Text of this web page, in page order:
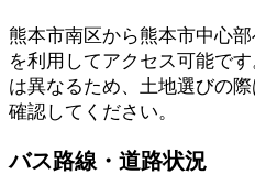
熊本市南区から熊本市中心
を利用してアクセス可能で
は異なるため、土地選びの
確認してください。
バス路線・道路状況